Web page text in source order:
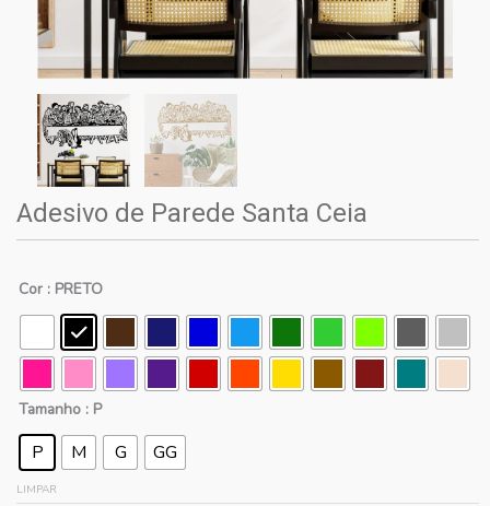
Adesivo de Parede Santa Ceia
Cor : PRETO
Tamanho : P
P M G GG
LIMPAR